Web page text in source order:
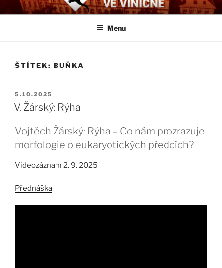
k
BIOLOGICKÉ ČTVRTKY VE
Určeno všem zájemcům o evoluci a obecnější biologická témata
Menu
ŠTÍTEK: BUŇKA
PUBLIKOVÁNO
5.10.2025
V. Žárský: Rýha
Vojtěch Žárský: Rýha – Co nám prozrazuje
morfologie o eukaryotických předcích?
Videozáznam 2. 9. 2025
Přednáška